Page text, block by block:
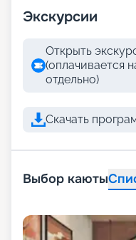
Экскурсии
Открыть
(оплачивается
отдельно)
Скачать
Выбор каюты